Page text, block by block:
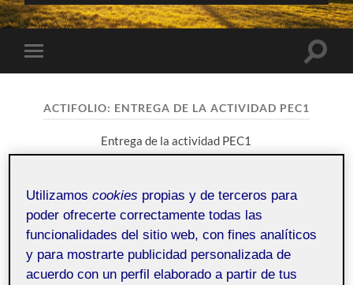
Alternar
el
móvil
ACTIFOLIO: ENTREGA DE LA ACTIVIDAD PEC1
Entrega de la actividad PEC1
PEC1. Análisis de una
problemática social y cultural del
ámbito digital (I)
16 OCTUBRE, 2024 / SIN COMENTARIOS
Utilizamoscookies propias y de terceros para
poder ofrecerte correctamente todas las
funcionalidades del sitio web, con fines analíticos
y para mostrarte publicidad personalizada de
acuerdo con un perfil elaborado a partir de tus